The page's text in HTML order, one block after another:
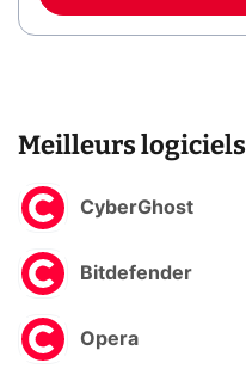
Meilleurs logiciels
CyberGhost
Bitdefender
Opera